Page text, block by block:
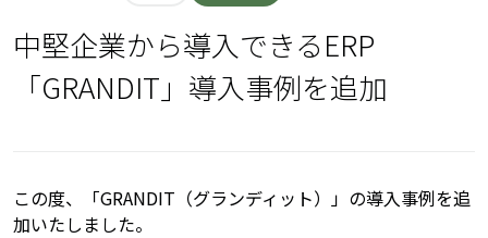
中堅企業から導入できるERP
「GRANDIT」導入事例を追加
この度、「GRANDIT（グランディット）」の導入事例を追
加いたしました。